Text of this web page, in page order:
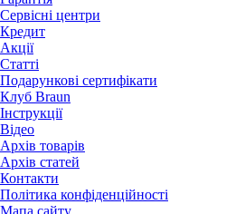
Сервісні центри
Кредит
Акції
Статті
Подарункові сертифікати
Клуб Braun
Iнструкції
Відео
Архів товарів
Архів статей
Контакти
Політика конфіденційності
Мапа сайту